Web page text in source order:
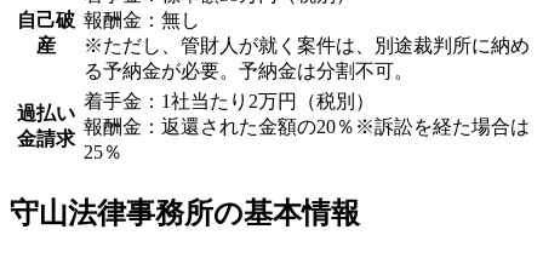
自己破
産
報酬金：無し
※ただし、管財人が就く案件は、別途裁判所に納め
る予納金が必要。予納金は分割不可。
過払い
金請求
着手金：1社当たり2万円（税別）
報酬金：返還された金額の20％※訴訟を経た場合は
25％
守山法律事務所の基本情報